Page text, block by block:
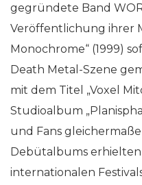
gegründete Band
Veröffentlichung ihrer
Monochrome“ (1999)
Death Metal-Szene
mit dem Titel „Voxel
Studioalbum
und Fans
Debütalbums
internationalen